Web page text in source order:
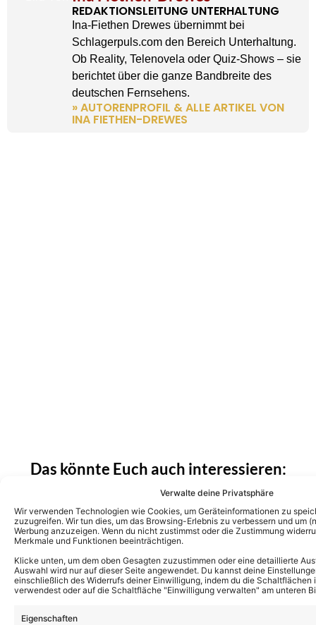
Verwalte deine Privatsphäre
Wir verwenden Technologien wie Cookies, um Geräteinformationen zu
zuzugreifen. Wir tun dies, um das Browsing-Erlebnis zu verbessern und um
Werbung anzuzeigen. Wenn du nicht zustimmst oder die Zustimmung
Merkmale und Funktionen beeinträchtigen.
Klicke unten, um dem oben Gesagten zuzustimmen oder eine detaillierte
Auswahl wird nur auf dieser Seite angewendet. Du kannst deine
einschließlich des Widerrufs deiner Einwilligung, indem du die
verwendest oder auf die Schaltfläche "Einwilligung verwalten" am unteren
Eigenschaften
REDAKTIONSLEITUNG UNTERHALTUNG
Ina-Fiethen Drewes übernimmt bei
Schlagerpuls.com den Bereich Unterhaltung.
Ob Reality, Telenovela oder Quiz-Shows – sie
berichtet über die ganze Bandbreite des
deutschen Fernsehens.
» AUTORENPROFIL & ALLE ARTIKEL VON
INA FIETHEN-DREWES
Das könnte Euch auch interessieren:
diesem Jahr bei der Gala auf
die Goldene Henne – erstmals mit IHR an
seiner Seite!